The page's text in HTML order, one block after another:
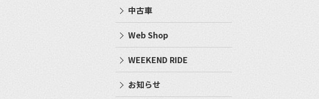
中古車
Web Shop
WEEKEND RIDE
お知らせ